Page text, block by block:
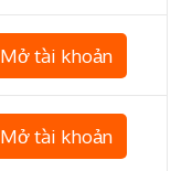
Mở tài khoản
Mở tài khoản